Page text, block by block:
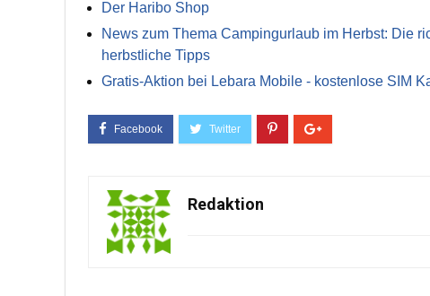
Der Haribo Shop
News zum Thema Campingurlaub im Herbst: Die
herbstliche Tipps
Gratis-Aktion bei Lebara Mobile - kostenlose SIM
Redaktion